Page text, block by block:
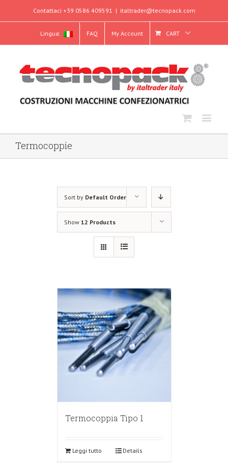
Contattaci +39 0586 409591 | italtrader@tecnopack.com
Lingua: FAQ My Account CART
Termocoppie
Sort by Default Order
Show 12 Products
Termocoppia Tipo 1
Leggi tutto Details